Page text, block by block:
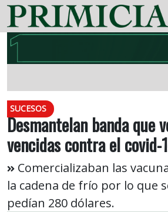
SUCESOS
Desmantelan banda que
vencidas contra el covid-
Comercializaban las
la cadena de frío por lo que
pedían 280 dólares.